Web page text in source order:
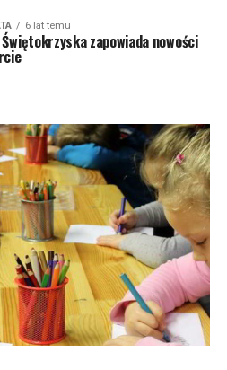
6 lat temu
zapowiada nowości